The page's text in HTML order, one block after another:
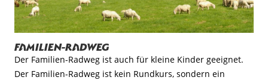
Familien-Radweg
Der Familien-Radweg ist auch für kleine Kinder geeignet.
Der Familien-Radweg ist kein Rundkurs, sondern ein